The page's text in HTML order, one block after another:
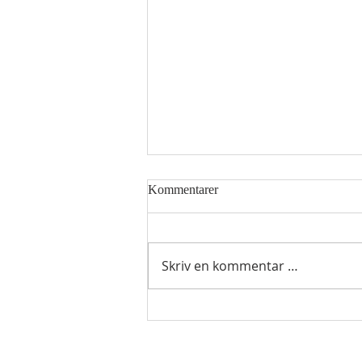
Hellig sky 6. august
Kommentarer
Skriv en kommentar …